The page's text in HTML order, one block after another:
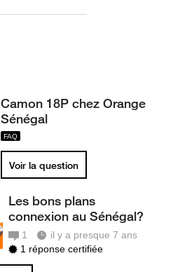
Camon 18P chez Orange
Sénégal
Voir la question
Les bons plans
connexion au Sénégal?
1
il y a presque 7 ans
1 réponse certifiée